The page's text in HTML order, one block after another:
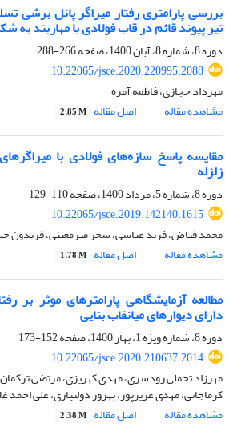
بررسی پارامتری رفتار میراگر پانل برشی
تیر پیوند قائم در قاب فولادی با مهاربند به شکل 8 تحت بار
دوره 8، شماره 8، آبان 1400، صفحه
266-288
10.22065/jsce.2020.220995.2088
مهرداد حجازی، فاطمه آمره
مشاهده مقاله
اصل مقاله 2.85 M
مقایسه پاسخ سازه‌های فولادی با
زلزله
دوره 8، شماره 5، مرداد 1400، صفحه
110-129
10.22065/jsce.2019.142140.1615
محمد فیاض، فربد عباسی، سحر میرمعینی، فریدون
مشاهده مقاله
اصل مقاله 1.78 M
مطالعه آزمایشگاهی پارامترهای موثر بر
دارای دیوارهای میانقاب بنایی
دوره 8، شماره ویژه 1، بهار 1400، صفحه
152-173
10.22065/jsce.2020.210637.2014
مهرزاد تحملی رودسری، مهدی کهریزی، مرتضی
کرماجانی، مهدی عزیزپور، بهروز دولتیاری، علی احمد
مشاهده مقاله
اصل مقاله 2.38 M